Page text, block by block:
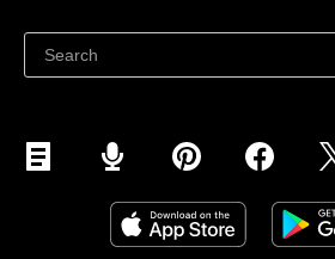
Ecwid para Squarespace
Ecwid para Wix
Ecwid para Weebly